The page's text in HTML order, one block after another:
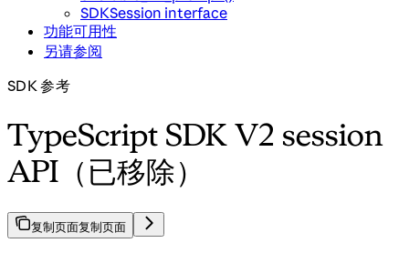
SDKSession interface
功能可用性
另请参阅
SDK 参考
TypeScript SDK V2 session
API（已移除）
复制页面复制页面